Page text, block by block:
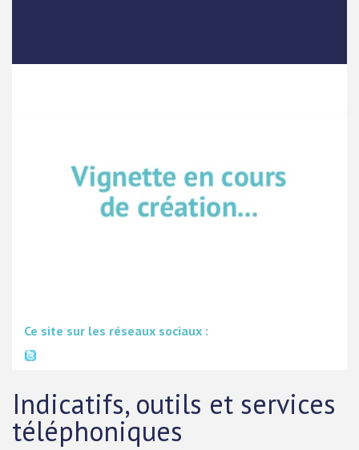
Ce site sur les réseaux sociaux :
Indicatifs, outils et services
téléphoniques